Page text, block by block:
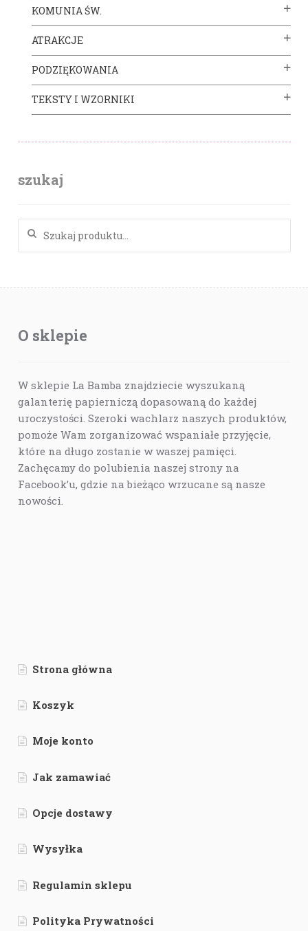
KOMUNIA ŚW.
ATRAKCJE
PODZIĘKOWANIA
TEKSTY I WZORNIKI
szukaj
Szukaj:
O sklepie
W sklepie La Bamba znajdziecie wyszukaną
galanterię papierniczą dopasowaną do każdej
uroczystości. Szeroki wachlarz naszych produktów,
pomoże Wam zorganizować wspaniałe przyjęcie,
które na długo zostanie w waszej pamięci.
Zachęcamy do polubienia naszej strony na
Facebook’u, gdzie na bieżąco wrzucane są nasze
nowości.
Strona główna
Koszyk
Moje konto
Jak zamawiać
Opcje dostawy
Wysyłka
Regulamin sklepu
Polityka Prywatności